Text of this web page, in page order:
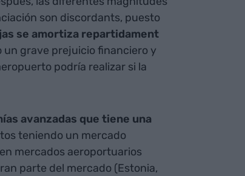
son discordants, puesto
se amortiza repartidament
un grave prejuicio financiero y
podría realizar si la
avanzadas que tiene una
teniendo un mercado
mercados aeroportuarios
parte del mercado (Estonia,